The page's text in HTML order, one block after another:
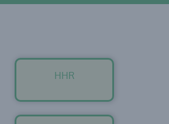
HHR